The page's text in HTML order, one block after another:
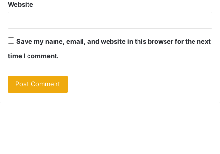
Website
Save my name, email, and website in this browser for the next
time I comment.